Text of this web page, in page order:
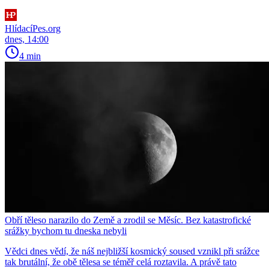
HlídacíPes.org
dnes, 14:00
4 min
Obří těleso narazilo do Země a zrodil se Měsíc. Bez katastrofické
srážky bychom tu dneska nebyli
Vědci dnes vědí, že náš nejbližší kosmický soused vznikl při srážce
tak brutální, že obě tělesa se téměř celá roztavila. A právě tato